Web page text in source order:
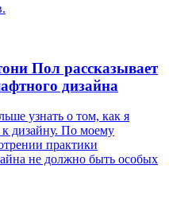
Пол рассказывает
дизайна
узнать о том, как я
дизайну. По моему
практики
не должно быть особых